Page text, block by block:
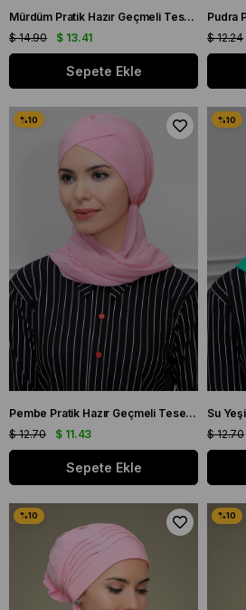
Mürdüm Pratik Hazır Geçmeli Tesettür Bone Sandy Kumaş Taçlı Büzgülü Şifon Atkılı 1208A_07
$ 13.41
$ 14.90
Sepete Ekle
$ 12.24
Pembe Pratik Hazır Geçmeli Tesettür Bone Sandy Kumaş Çapraz Büzgülü Şifon Atkılı 1801A_04
$ 11.43
$ 12.70
Sepete Ekle
$ 12.70